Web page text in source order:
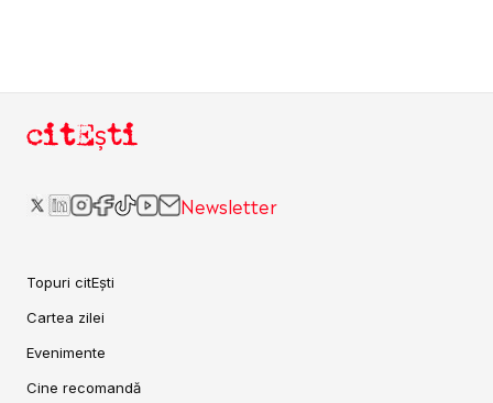
citEști
Newsletter
Topuri citEști
Cartea zilei
Evenimente
Cine recomandă